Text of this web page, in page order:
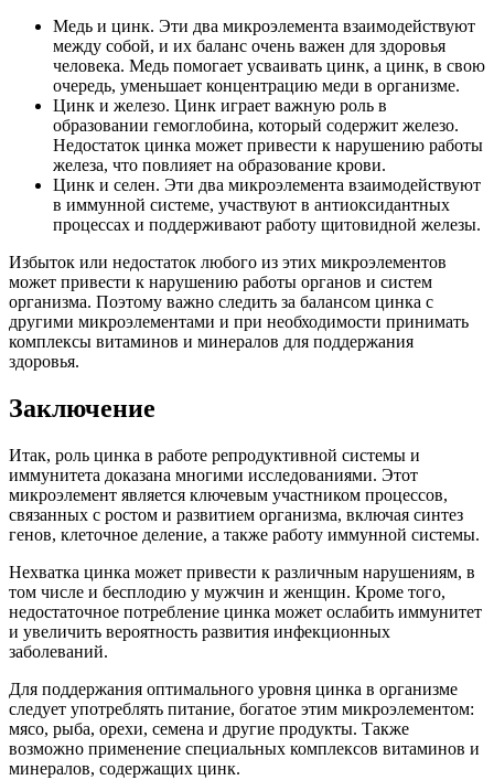
Медь и цинк. Эти два микроэлемента взаимодействуют
между собой, и их баланс очень важен для здоровья
человека. Медь помогает усваивать цинк, а цинк, в свою
очередь, уменьшает концентрацию меди в организме.
Цинк и железо. Цинк играет важную роль в
образовании гемоглобина, который содержит железо.
Недостаток цинка может привести к нарушению работы
железа, что повлияет на образование крови.
Цинк и селен. Эти два микроэлемента взаимодействуют
в иммунной системе, участвуют в антиоксидантных
процессах и поддерживают работу щитовидной железы.
Избыток или недостаток любого из этих микроэлементов
может привести к нарушению работы органов и систем
организма. Поэтому важно следить за балансом цинка с
другими микроэлементами и при необходимости принимать
комплексы витаминов и минералов для поддержания
здоровья.
Заключение
Итак, роль цинка в работе репродуктивной системы и
иммунитета доказана многими исследованиями. Этот
микроэлемент является ключевым участником процессов,
связанных с ростом и развитием организма, включая синтез
генов, клеточное деление, а также работу иммунной системы.
Нехватка цинка может привести к различным нарушениям, в
том числе и бесплодию у мужчин и женщин. Кроме того,
недостаточное потребление цинка может ослабить иммунитет
и увеличить вероятность развития инфекционных
заболеваний.
Для поддержания оптимального уровня цинка в организме
следует употреблять питание, богатое этим микроэлементом:
мясо, рыба, орехи, семена и другие продукты. Также
возможно применение специальных комплексов витаминов и
минералов, содержащих цинк.